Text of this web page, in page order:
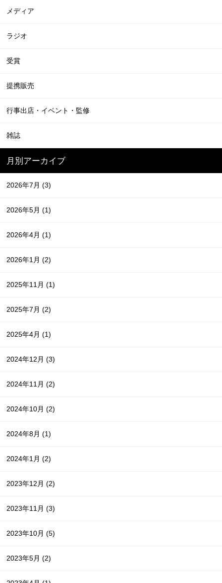
メディア
ラジオ
受賞
提携販売
行事出店・イベント・監修
雑誌
月別アーカイブ
2026年7月(3)
2026年5月(1)
2026年4月(1)
2026年1月(2)
2025年11月(1)
2025年7月(2)
2025年4月(1)
2024年12月(3)
2024年11月(2)
2024年10月(2)
2024年8月(1)
2024年1月(2)
2023年12月(2)
2023年11月(3)
2023年10月(5)
2023年5月(2)